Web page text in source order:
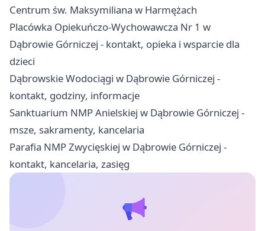
Centrum św. Maksymiliana w Harmężach
Placówka Opiekuńczo-Wychowawcza Nr 1 w
Dąbrowie Górniczej - kontakt, opieka i wsparcie dla
dzieci
Dąbrowskie Wodociągi w Dąbrowie Górniczej -
kontakt, godziny, informacje
Sanktuarium NMP Anielskiej w Dąbrowie Górniczej -
msze, sakramenty, kancelaria
Parafia NMP Zwycięskiej w Dąbrowie Górniczej -
kontakt, kancelaria, zasięg